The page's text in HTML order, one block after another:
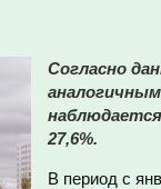
Согласно
27,6%.
В период с